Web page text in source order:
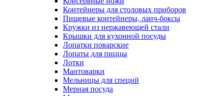
Контейнеры для столовых приборов
Пищевые контейнеры, ланч-боксы
Кружки из нержавеющей стали
Крышки для кухонной посуды
Лопатки поварские
Лопаты для пиццы
Лотки
Мантоварки
Мельницы для специй
Мерная посуда